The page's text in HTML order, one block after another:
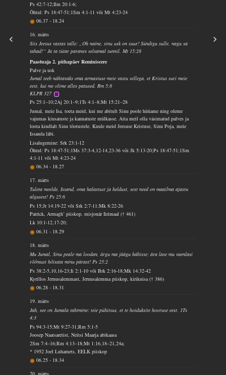
Ps 42:7-12;Ilm 20:1-6;
Õhtul: Ps 18:47-51;1Sm 4:1-11 või Mt 4:23-24
06.37- 18.24
16. märts
Siis Jeesus vastas talle: „Oh naine, sinu usk on suur! Sündigu sulle, nagu sa
tahad!“ Ja ta tütar paranes selsamal tunnil. Mt 15:28
Paastuaja 2. pühapäev Reminiscere
Palve ja usk
Jumal teeb nähtavaks oma armastuse meie vastu sellega, et Kristus suri meie
eest, kui me olime alles patused. Rm 5:8
KLPR 327
Ps 25:1–10;2Aj 20:1–9;1Ts 4:1–8;Mt 15:21–28
Jumal, meie Isa, toeta meid, kui me abitult Sinu poole hüüame ning oleme
vajumas kiusatuste ja kannatuste mülkasse. Aita meil olla väsimatud palves ja
loota kindlalt Sinu tõotustele. Kuule meid Jeesuse Kristuse, Sinu Poja, meie
Issanda läbi.
Lisalugemine: Srk 23:1-12
Õhtul: Ps 18:47-51;1Ms 37:3-4,12-14,23-36 või Jk 5:13-20;Ps 18:47-51;1Sm
4:1-11 või Mt 4:23-24
06.34- 18.27
17. märts
Tuleta meelde, Issand, oma halastust ja heldust, sest need on maailma ajastu
algusest! Ps 25:6
Ps 15;Jr 14:19-22 või Srk 2:7-11;Mk 8:22-26
Patrick, Armagh’ piiskop, misjonär Iirimaal († 461)
Lk 10:1-12,17-20;
06.31- 18.29
18. märts
Mu Jumal, Sinu peale ma loodan, ärgu ma jäägu häbisse; ära lase mu vaenlasi
rõõmust hõisata minu pärast! Ps 25:2
Ps 38:2-5,10,16-23;Ii 2:1-10 või Brk 2:16-18;Mk 14:32-42
Kyrillos Jeruusalemmast, Jeruusalemma piiskop, kirikuisa († 386)
06.28- 18.31
19. märts
Jah, see on Jumala tahtmine: teie pühitsus, et te hoiduksite hooruse eest. 1Ts
4:3
Ps 94:3-15;Mt 9:27-31;Rm 5:1-5
Joosep Naatsaretist, Neitsi Maarja abikaasa
2Sm 7:4–16;Rm 4:13–18;Mt 1:16,18–21,24a;
* 1952 Joel Luhamets, EELK piiskop
06.25- 18.34
20. märts